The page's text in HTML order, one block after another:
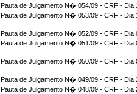
Pauta de Julgamento N� 054/09 - CRF - Dia
Pauta de Julgamento N� 053/09 - CRF - Dia
Pauta de Julgamento N� 052/09 - CRF - Dia
Pauta de Julgamento N� 051/09 - CRF - Dia
Pauta de Julgamento N� 050/09 - CRF - Dia
Pauta de Julgamento N� 049/09 - CRF - Dia
Pauta de Julgamento N� 048/09 - CRF - Dia